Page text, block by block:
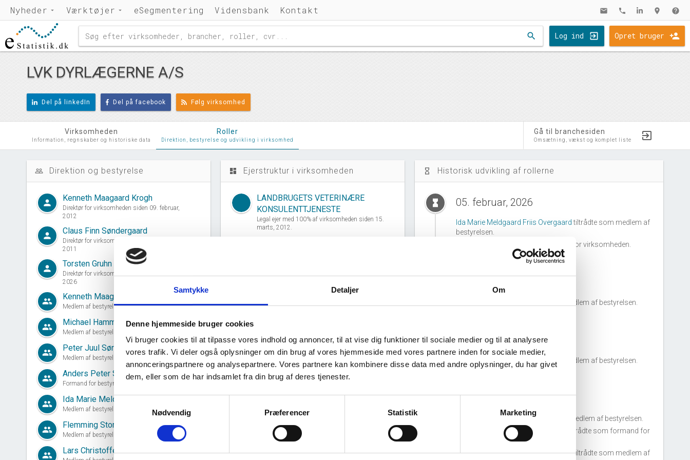
Samtykke Detaljer Om
Denne hjemmeside bruger cookies
Vi bruger cookies til at tilpasse vores indhold og annoncer, til at vise dig funktioner til sociale medier og til at analysere
vores trafik. Vi deler også oplysninger om din brug af vores hjemmeside med vores partnere inden for sociale medier,
annonceringspartnere og analysepartnere. Vores partnere kan kombinere disse data med andre oplysninger, du har givet
dem, eller som de har indsamlet fra din brug af deres tjenester.
Samtykkevalg
Nødvendig
Præferencer Statistik Marketing
Nyheder Værktøjer eSegmentering Vidensbank Kontakt mail phone location_on help
search Log ind Opret bruger
LVK DYRLÆGERNE A/S
Del på linkedIn Del på facebook Følg virksomhed
Virksomheden
Information, regnskaber og historiske data
Roller
Direktion, bestyrelse og udvikling i virksomhed
Gå til branchesiden
Omsætning, vækst og komplet liste
people_outline Direktion og bestyrelse
person Kenneth Maagaard Krogh
Direktør for virksomheden siden 09. februar,
2012
person Claus Finn Søndergaard
Direktør for virksomheden siden 22. december,
2011
person Torsten Gruhn
Direktør for virksomheden siden 05. februar,
2026
group Kenneth Maagaard Krogh
Medlem af bestyrelsen siden 22. december, 2011
group Michael Hammershøj
Medlem af bestyrelsen siden 08. februar, 2024
group Peter Juul Sørensen
Medlem af bestyrelsen siden 10. marts, 2025
group Anders Peter Sindalsgaard Jensen
Formand for bestyrelsen siden 08. februar, 2024
group Ida Marie Meldgaard Friis Overgaard
Medlem af bestyrelsen siden 05. februar, 2026
group Flemming Storbjerg
Medlem af bestyrelsen siden 16. december, 2025
group Lars Christoffersen
dashboard Ejerstruktur i virksomheden
LANDBRUGETS VETERINÆRE
KONSULENTTJENESTE
Legal ejer med 100% af virksomheden siden 15.
marts, 2012.
LVK DYRLÆGERNE A/S har ingen
datterselskaber.
hourglass_empty Historisk udvikling af rollerne
hourglass_full 05. februar, 2026
Ida Marie Meldgaard Friis Overgaardtiltrådte som medlem af
bestyrelsen.
tiltrådte som direktør for virksomheden.
tiltrådte som medlem af bestyrelsen.
hourglass_full 10. marts, 2025
Peter Juul Sørensen tiltrådte som medlem af bestyrelsen.
08. februar, 2024
tiltrådte som medlem af bestyrelsen.
Anders Peter Sindalsgaard Jensen
tiltrådte som formand for
Ida Marie Meldgaard Friis Overgaardtiltrådte som medlem af